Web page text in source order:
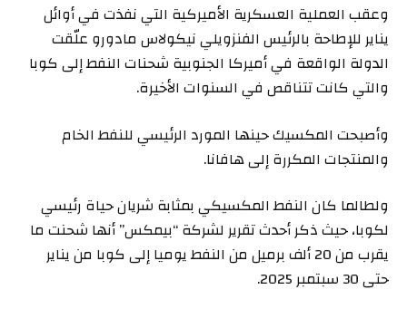
وعقب العملية العسكرية الأميركية التي نفذت في أوائل
يناير للإطاحة بالرئيس الفنزويلي نيكولاس مادورو علّقت
الدولة الواقعة في أميركا الجنوبية شحنات النفط إلى كوبا
والتي كانت تتناقص في السنوات الأخيرة.
وأصبحت المكسيك حينها المورد الرئيسي للنفط الخام
والمنتجات المكررة إلى هافانا.
ولطالما كان النفط المكسيكي بمثابة شريان حياة رئيسي
لكوبا، حيث ذكر أحدث تقرير لشركة “بيمكس” أنها شحنت ما
يقرب من 20 ألف برميل من النفط يوميا إلى كوبا من يناير
حتى 30 سبتمبر 2025.